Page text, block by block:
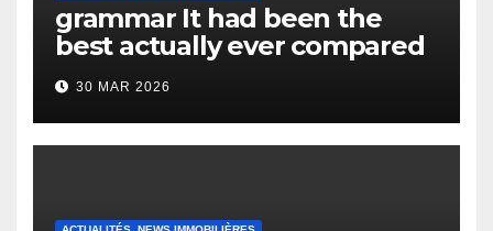
grammar It had been the
best actually ever compared
to it’s the top actually?
English Vocabulary Learners
Heap Change
30 MAR 2026